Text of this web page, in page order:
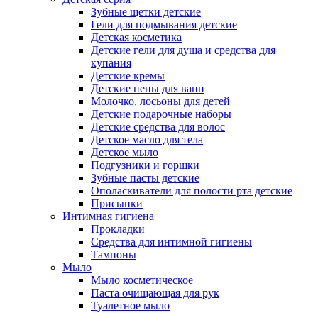
Зубные щетки детские
Гели для подмывания детские
Детская косметика
Детские гели для душа и средства для
купания
Детские кремы
Детские пены для ванн
Молочко, лосьоны для детей
Детские подарочные наборы
Детские средства для волос
Детское масло для тела
Детское мыло
Подгузники и горшки
Зубные пасты детские
Ополаскиватели для полости рта детские
Присыпки
Интимная гигиена
Прокладки
Средства для интимной гигиены
Тампоны
Мыло
Мыло косметическое
Паста очищающая для рук
Туалетное мыло